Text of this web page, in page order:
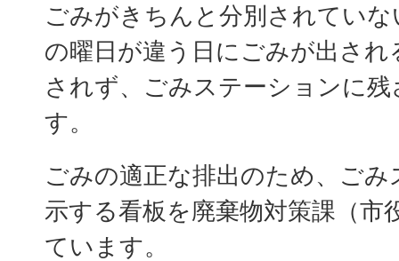
ごみがきちんと分別されてい
の曜日が違う日にごみが出され
されず、ごみステーションに
す。
ごみの適正な排出のため、ご
示する看板を廃棄物対策課（市
ています。